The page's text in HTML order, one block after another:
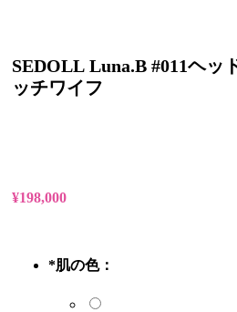
SEDOLL Luna.B #011ヘッ
ッチワイフ
¥198,000
*肌の色：